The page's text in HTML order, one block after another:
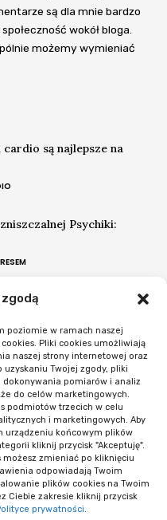
poziomie w ramach naszej
Pliki cookies umożliwiają
naszej strony internetowej oraz
Twojej zgody, pliki
dokonywania pomiarów i analiz
do celów marketingowych.
podmiotów trzecich w celu
i marketingowych. Aby
urządzeniu końcowym plików
kliknij przycisk "Akceptuję".
zmieniać po kliknięciu
odpowiadają Twoim
plików cookies na Twoim
Ciebie zakresie kliknij przycisk
prywatności.
są dla mnie bardzo
wokół bloga.
możemy wymieniać
cardio są najlepsze na
Psychiki:
zimowy? Kurs, który
startem systemu
I APLIKACJE
po wdrożeniu: kiedy i